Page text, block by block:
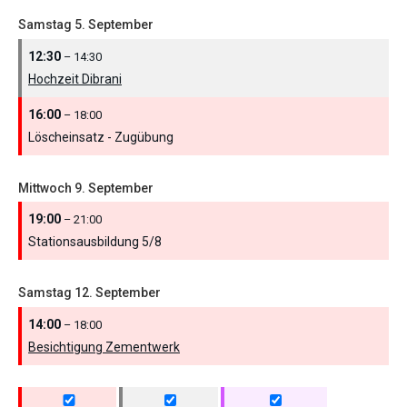
Samstag 5. September
12:30 – 14:30
Hochzeit Dibrani
16:00 – 18:00
Löscheinsatz - Zugübung
Mittwoch 9. September
19:00 – 21:00
Stationsausbildung 5/8
Samstag 12. September
14:00 – 18:00
Besichtigung Zementwerk